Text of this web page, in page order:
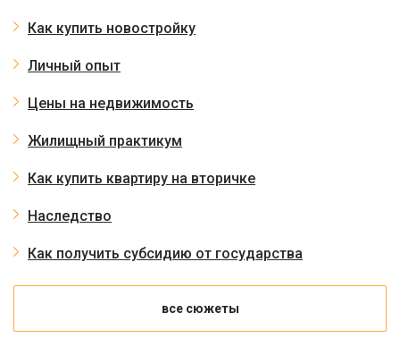
Как купить новостройку
Личный опыт
Цены на недвижимость
Жилищный практикум
Как купить квартиру на вторичке
Наследство
Как получить субсидию от государства
все сюжеты